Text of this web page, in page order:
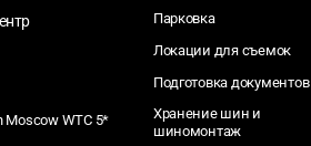
Moscow WTC 5*
Парковка
Локации для съемок
Подготовка документов
Хранение шин и
шиномонтаж